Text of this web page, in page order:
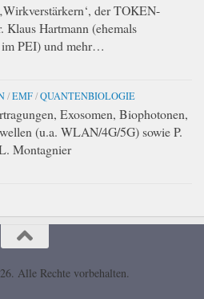
der TOKEN-
Hartmann (ehemals
PEI) und mehr…
/EMF/QUANTENBIOLOGIE
Exosomen, Biophotonen,
(u.a. WLAN/4G/5G) sowie P.
Montagnier
Alle Rechte vorbehalten.